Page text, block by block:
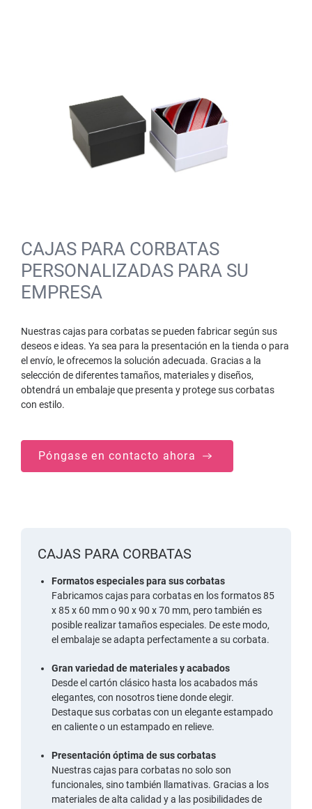
CAJAS PARA CORBATAS
PERSONALIZADAS PARA SU
EMPRESA
Nuestras cajas para corbatas se pueden fabricar según sus
deseos e ideas. Ya sea para la presentación en la tienda o para
el envío, le ofrecemos la solución adecuada. Gracias a la
selección de diferentes tamaños, materiales y diseños,
obtendrá un embalaje que presenta y protege sus corbatas
con estilo.
Póngase en contacto ahora
CAJAS PARA CORBATAS
Formatos especiales para sus corbatas
Fabricamos cajas para corbatas en los formatos 85
x 85 x 60 mm o 90 x 90 x 70 mm, pero también es
posible realizar tamaños especiales. De este modo,
el embalaje se adapta perfectamente a su corbata.
Gran variedad de materiales y acabados
Desde el cartón clásico hasta los acabados más
elegantes, con nosotros tiene donde elegir.
Destaque sus corbatas con un elegante estampado
en caliente o un estampado en relieve.
Presentación óptima de sus corbatas
Nuestras cajas para corbatas no solo son
funcionales, sino también llamativas. Gracias a los
materiales de alta calidad y a las posibilidades de